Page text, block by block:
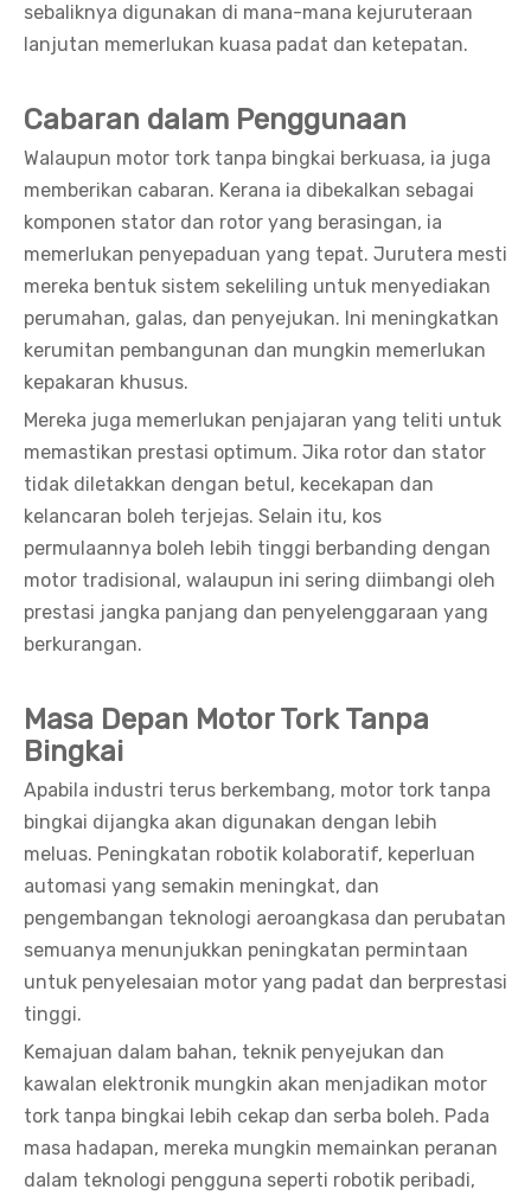
sebaliknya digunakan di mana-mana kejuruteraan
lanjutan memerlukan kuasa padat dan ketepatan.
Cabaran dalam Penggunaan
Walaupun motor tork tanpa bingkai berkuasa, ia juga
memberikan cabaran. Kerana ia dibekalkan sebagai
komponen stator dan rotor yang berasingan, ia
memerlukan penyepaduan yang tepat. Jurutera mesti
mereka bentuk sistem sekeliling untuk menyediakan
perumahan, galas, dan penyejukan. Ini meningkatkan
kerumitan pembangunan dan mungkin memerlukan
kepakaran khusus.
Mereka juga memerlukan penjajaran yang teliti untuk
memastikan prestasi optimum. Jika rotor dan stator
tidak diletakkan dengan betul, kecekapan dan
kelancaran boleh terjejas. Selain itu, kos
permulaannya boleh lebih tinggi berbanding dengan
motor tradisional, walaupun ini sering diimbangi oleh
prestasi jangka panjang dan penyelenggaraan yang
berkurangan.
Masa Depan Motor Tork Tanpa
Bingkai
Apabila industri terus berkembang, motor tork tanpa
bingkai dijangka akan digunakan dengan lebih
meluas. Peningkatan robotik kolaboratif, keperluan
automasi yang semakin meningkat, dan
pengembangan teknologi aeroangkasa dan perubatan
semuanya menunjukkan peningkatan permintaan
untuk penyelesaian motor yang padat dan berprestasi
tinggi.
Kemajuan dalam bahan, teknik penyejukan dan
kawalan elektronik mungkin akan menjadikan motor
tork tanpa bingkai lebih cekap dan serba boleh. Pada
masa hadapan, mereka mungkin memainkan peranan
dalam teknologi pengguna seperti robotik peribadi,